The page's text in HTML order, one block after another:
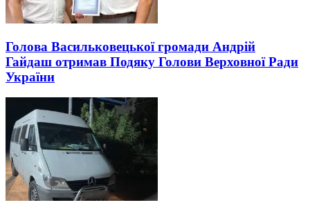
Голова Васильковецької громади Андрій
Гайдаш отримав Подяку Голови Верховної Ради
України